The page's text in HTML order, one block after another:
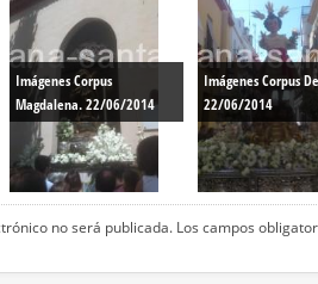
Imágenes Corpus
Magdalena. 22/06/2014
Imágenes Corpus
22/06/2014
no será publicada. Los campos